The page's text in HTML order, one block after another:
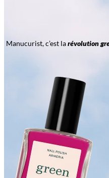
Manucurist, c’est larévolution